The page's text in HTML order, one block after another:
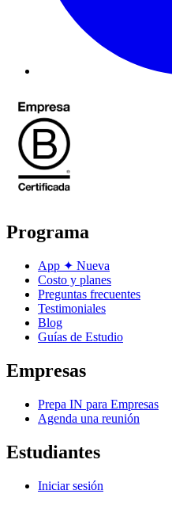
Programa
App ✦ Nueva
Costo y planes
Preguntas frecuentes
Testimoniales
Blog
Guías de Estudio
Empresas
Prepa IN para Empresas
Agenda una reunión
Estudiantes
Iniciar sesión